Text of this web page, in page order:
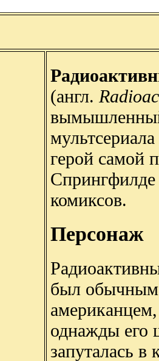
(англ.
герой самой
Спрингфилде
комиксов.
Персонаж
был обычным
однажды его
запуталась в